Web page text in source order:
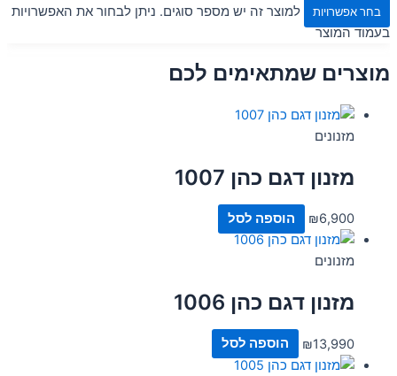
בחר אפשרויות
למוצר זה יש מספר סוגים. ניתן לבחור את האפשרויות
בעמוד המוצר
מוצרים שמתאימים לכם
מזנונים
מזנון דגם כהן 1007
₪6,900 הוספה לסל
מזנונים
מזנון דגם כהן 1006
₪13,990 הוספה לסל